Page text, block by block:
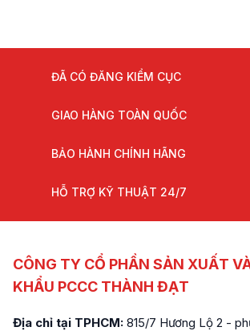
ĐÃ CÓ ĐĂNG KIỂM CỤC
GIAO HÀNG TOÀN QUỐC
BẢO HÀNH CHÍNH HÃNG
HỖ TRỢ KỸ THUẬT 24/7
CÔNG TY CỔ PHẦN SẢN XUẤT
KHẨU PCCC THÀNH ĐẠT
Địa chỉ tại TPHCM: 815/7 Hương Lộ 2 -